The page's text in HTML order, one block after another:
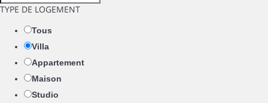
TYPE DE LOGEMENT
Tous
Villa
Appartement
Maison
Studio